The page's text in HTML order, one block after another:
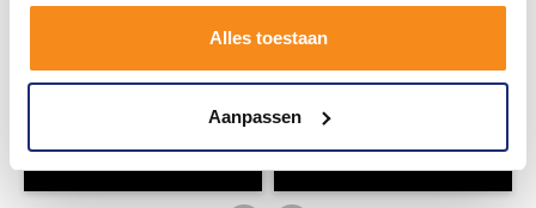
Alles toestaan
Aanpassen